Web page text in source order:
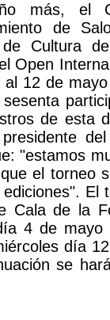
más, el
de
Cultura
Open
12 de
de esta
del
"estamos
el torneo
El
Cala de la
4 de
día
se